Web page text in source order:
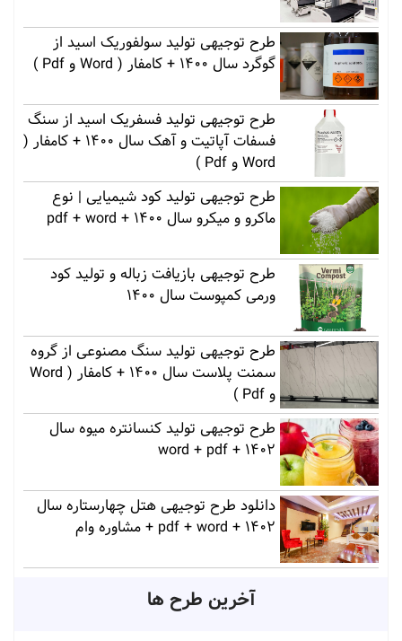
طرح توجیهی تولید سولفوریک اسید از
گوگرد سال 1400 + کامفار ( Word و Pdf )
طرح توجیهی تولید فسفریک اسید از سنگ
فسفات آپاتیت و آهک سال 1400 + کامفار (
Word و Pdf )
طرح توجیهی تولید کود شیمیایی | نوع
ماکرو و میکرو سال 1400 + pdf + word
طرح توجیهی بازیافت زباله و تولید کود
ورمی کمپوست سال 1400
طرح توجیهی تولید سنگ مصنوعی از گروه
سمنت پلاست سال 1400 + کامفار ( Word
و Pdf )
طرح توجیهی تولید کنسانتره میوه سال
1402 + word + pdf
دانلود طرح توجیهی هتل چهارستاره سال
1402 + pdf + word + مشاوره وام
آخرین طرح ها